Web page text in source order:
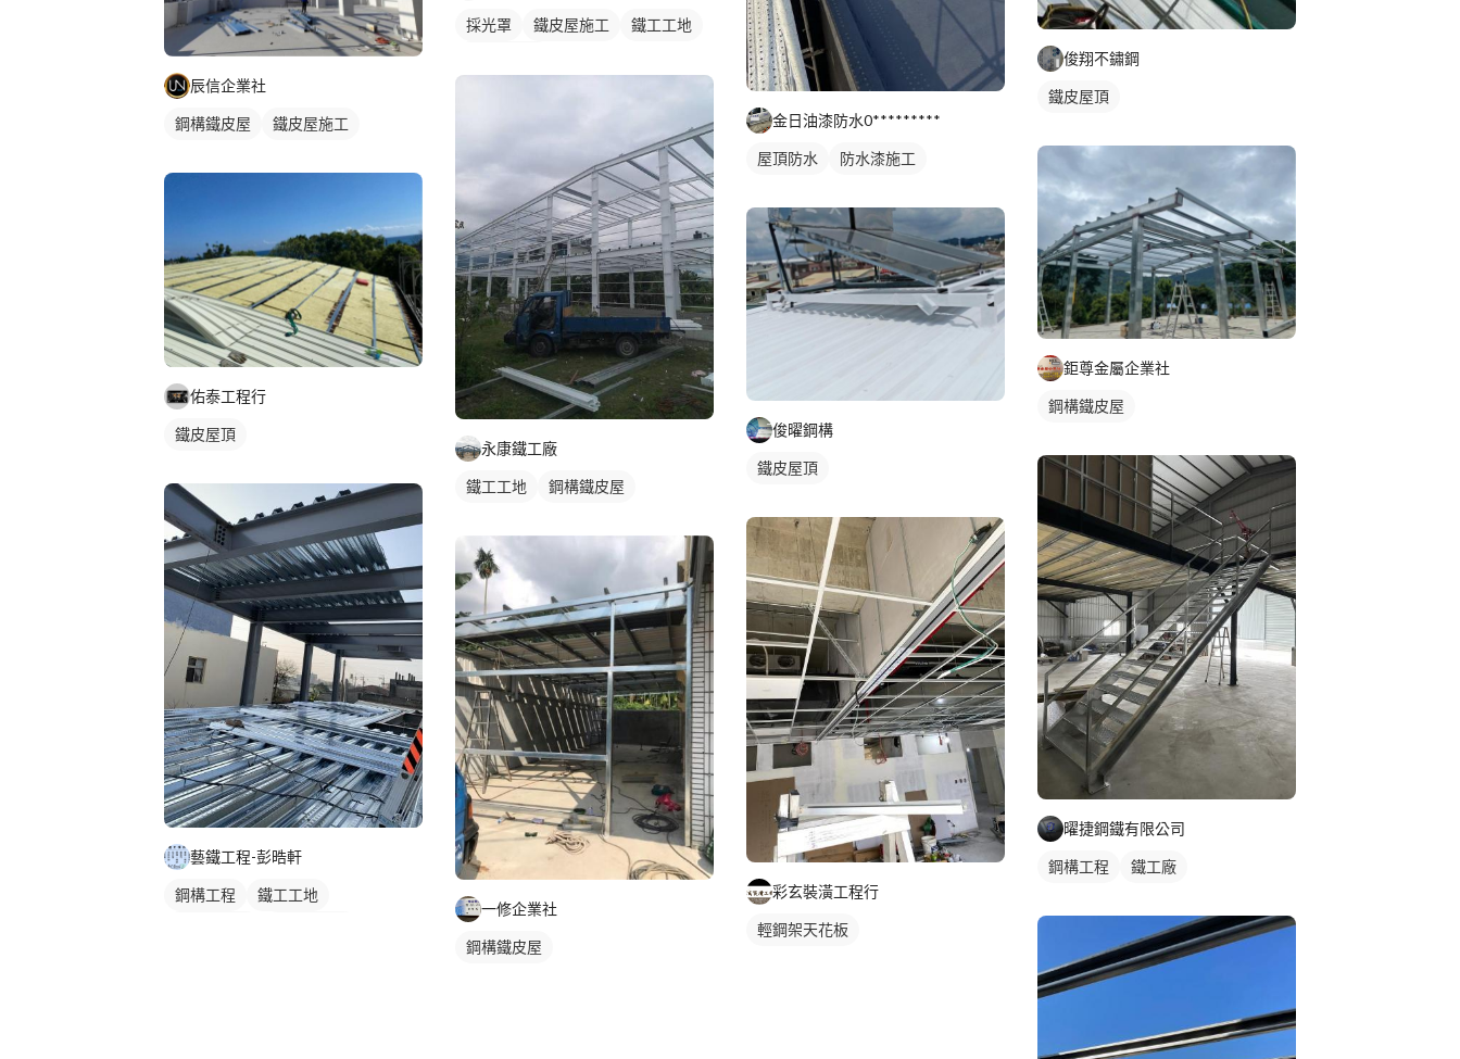
辰信企業社
鋼構鐵皮屋 鐵皮屋施工
佑泰工程行
鐵皮屋頂
藝鐵工程-彭晧軒
鋼構工程
鐵工工地
採光罩 鐵皮屋施工
鐵工工地
永康鐵工廠
鐵工工地 鋼構鐵皮屋
一修企業社
鋼構鐵皮屋
金日油漆防水0*********
屋頂防水 防水漆施工
俊曜鋼構
鐵皮屋頂
彩玄裝潢工程行
輕鋼架天花板
俊翔不鏽鋼
鐵皮屋頂
鉅尊金屬企業社
鋼構鐵皮屋
曜捷鋼鐵有限公司
鋼構工程 鐵工廠